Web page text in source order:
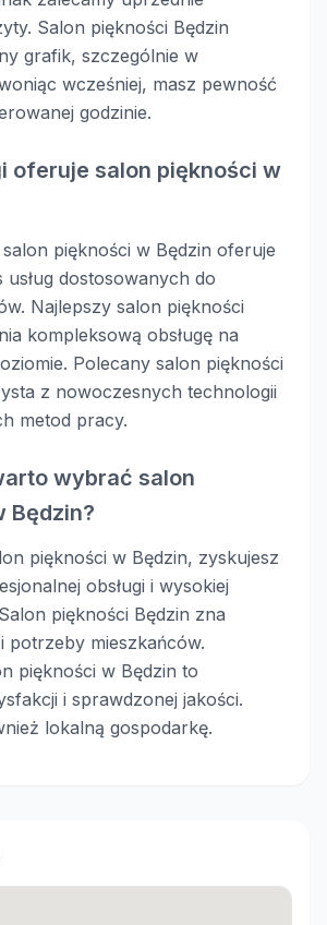
Salon piękności Będzin
grafik, szczególnie w
wcześniej, masz pewność
godzinie.
oferuje salon piękności w
piękności w Będzin oferuje
dostosowanych do
Najlepszy salon piękności
kompleksową obsługę na
Polecany salon piękności
z nowoczesnych technologii
metod pracy.
wybrać salon
Będzin?
piękności w Będzin, zyskujesz
obsługi i wysokiej
piękności Będzin zna
potrzeby mieszkańców.
piękności w Będzin to
i sprawdzonej jakości.
lokalną gospodarkę.